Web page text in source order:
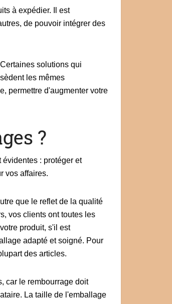
à expédier. Il est
de pouvoir intégrer des
solutions qui
les mêmes
permettre d'augmenter votre
?
: protéger et
vos affaires.
que le reflet de la qualité
vos clients ont toutes les
produit, s'il est
adapté et soigné. Pour
des articles.
car le rembourrage doit
La taille de l'emballage